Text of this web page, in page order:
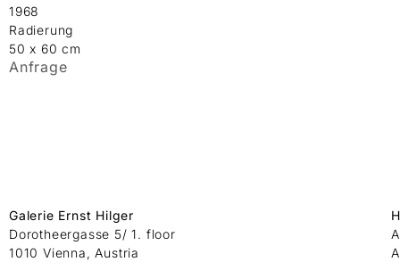
1968
Radierung
50 x 60 cm
Anfrage
Galerie Ernst Hilger
Dorotheergasse 5/ 1. floor
1010 Vienna, Austria